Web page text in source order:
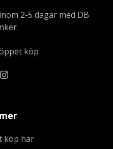
2-5 dagar med DB
köp
köp här